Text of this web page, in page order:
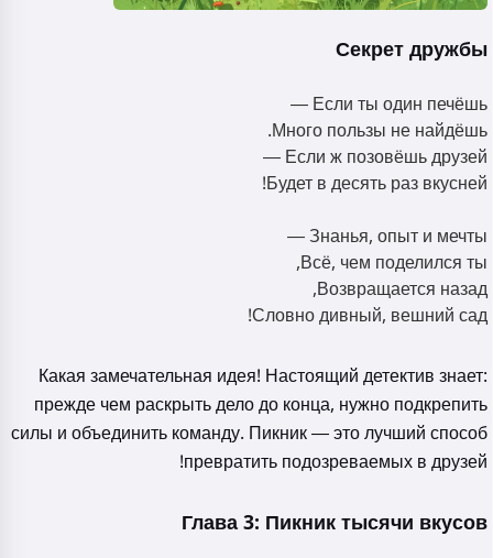
Секрет дружбы
Если ты один печёшь —
Много пользы не найдёшь.
Если ж позовёшь друзей —
Будет в десять раз вкусней!
Знанья, опыт и мечты —
Всё, чем поделился ты,
Возвращается назад,
Словно дивный, вешний сад!
Какая замечательная идея! Настоящий детектив знает:
прежде чем раскрыть дело до конца, нужно подкрепить
силы и объединить команду. Пикник — это лучший способ
превратить подозреваемых в друзей!
Глава 3: Пикник тысячи вкусов
اقرأ حكاية
ببدء استخدام الخدمة، فإنك توافق على:
الخصوصية